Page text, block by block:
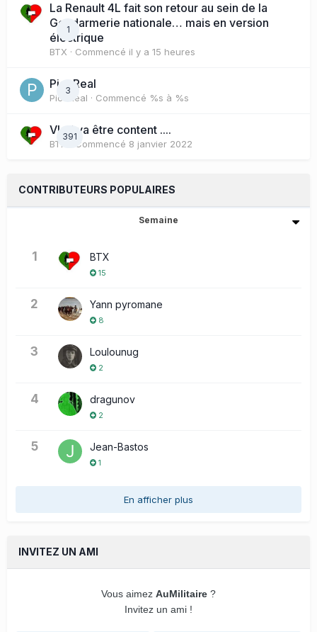
1
La Renault 4L fait son retour au sein de la
Gendarmerie nationale… mais en version
électrique
BTX · Commencé il y a 15 heures
3
PicoReal
PicoReal · Commencé %s à %s
391
Vlad va être content ....
BTX · Commencé 8 janvier 2022
CONTRIBUTEURS POPULAIRES
Semaine
1 BTX
15
2 Yann pyromane
8
3 Loulounug
2
4 dragunov
2
5 Jean-Bastos
1
En afficher plus
INVITEZ UN AMI
Vous aimez AuMilitaire ?
Invitez un ami !